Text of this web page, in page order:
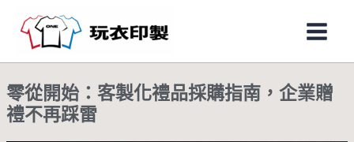
內
容
Main
零從開始：客製化禮品採購指南，企業贈
禮不再踩雷